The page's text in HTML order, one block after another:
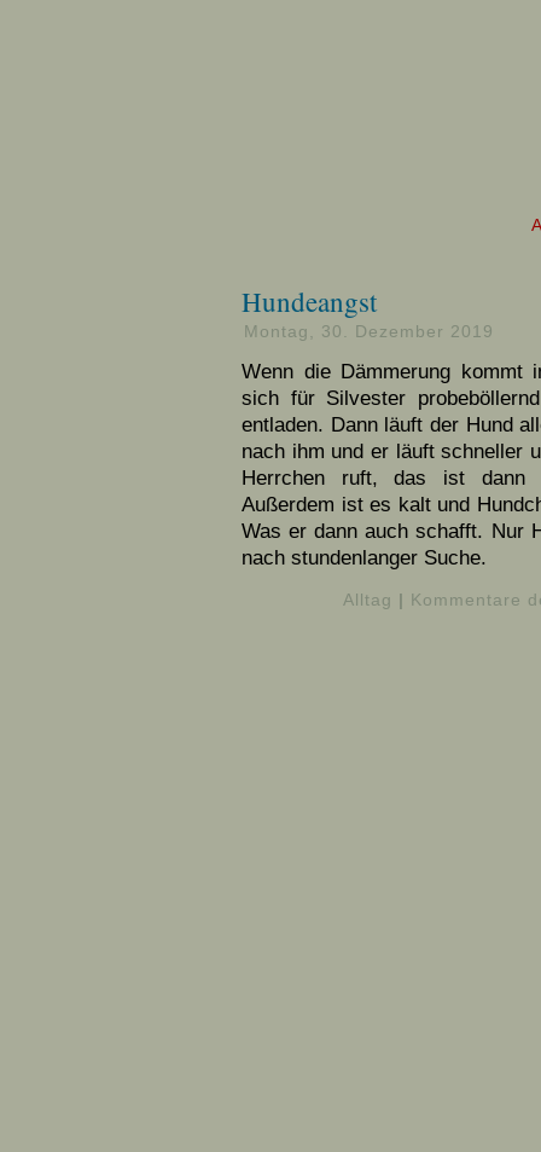
Hundeangst
Montag, 30. Dezember 2019
Wenn die Dämmerung kommt
sich für Silvester
entladen. Dann läuft der Hund
nach ihm und er läuft schneller
Herrchen ruft, das ist dann
Außerdem ist es kalt und
Was er dann auch schafft. Nur
nach stundenlanger Suche.
Alltag | Kommentare